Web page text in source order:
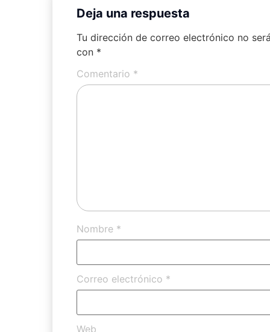
Deja una respuesta
Tu dirección de correo electrónico no
con *
Comentario *
Nombre *
Correo electrónico *
Web